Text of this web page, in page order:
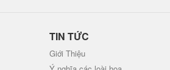
TIN TỨC
Giới Thiệu